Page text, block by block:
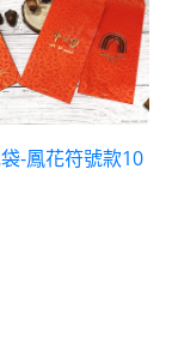
-鳳花符號款10